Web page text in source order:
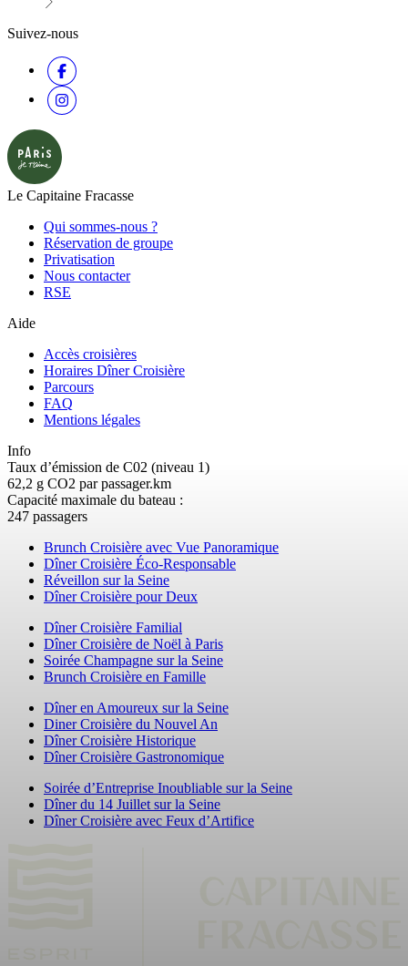
Suivez-nous
Le Capitaine Fracasse
Qui sommes-nous ?
Réservation de groupe
Privatisation
Nous contacter
RSE
Aide
Accès croisières
Horaires Dîner Croisière
Parcours
FAQ
Mentions légales
Info
Taux d’émission de C02 (niveau 1)
62,2 g CO2 par passager.km
Capacité maximale du bateau :
247 passagers
Brunch Croisière avec Vue Panoramique
Dîner Croisière Éco-Responsable
Réveillon sur la Seine
Dîner Croisière pour Deux
Dîner Croisière Familial
Dîner Croisière de Noël à Paris
Soirée Champagne sur la Seine
Brunch Croisière en Famille
Dîner en Amoureux sur la Seine
Diner Croisière du Nouvel An
Dîner Croisière Historique
Dîner Croisière Gastronomique
Soirée d’Entreprise Inoubliable sur la Seine
Dîner du 14 Juillet sur la Seine
Dîner Croisière avec Feux d’Artifice